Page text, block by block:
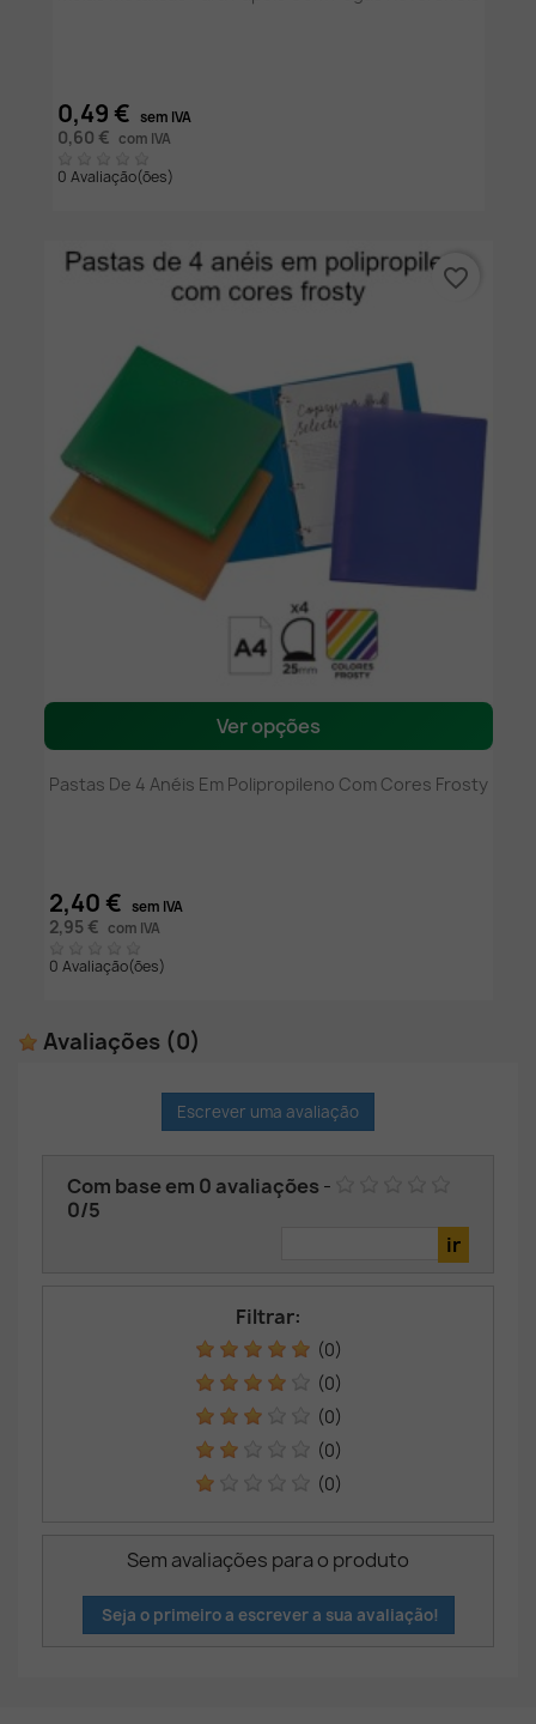
0,49 € sem IVA
0,60 € com IVA
0 Avaliação(ões)
Ver opções
Pastas De 4 Anéis Em Polipropileno Com Cores Frosty
2,40 € sem IVA
2,95 € com IVA
0 Avaliação(ões)
favorite_border
Avaliações (0)
Escrever uma avaliação
Com base em 0 avaliações -
0/5
Filtrar:
(0)
(0)
(0)
(0)
(0)
Sem avaliações para o produto
Seja o primeiro a escrever a sua avaliação!